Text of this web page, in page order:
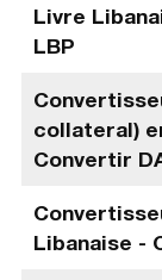
Livre
LBP
collateral)
Convertir
Libanaise -